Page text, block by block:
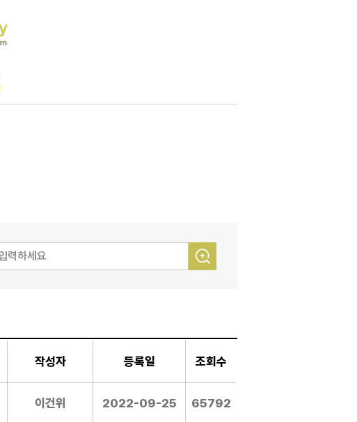
작성자 등록일 조회수
이건위 2022-09-25 65792